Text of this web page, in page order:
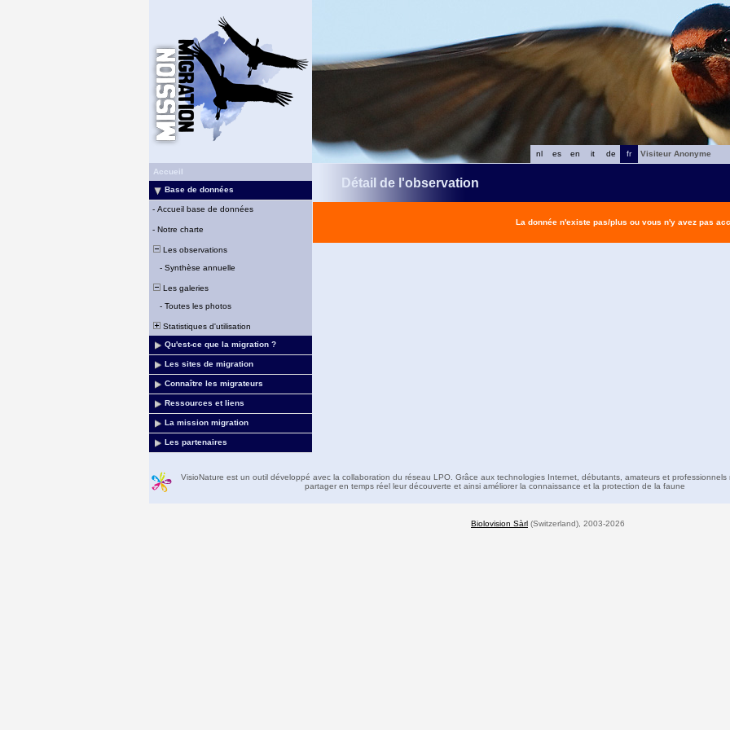
fr
de
it
en
es
nl
Visiteur Anonyme
Accueil
Base de données
- Accueil base de données
- Notre charte
Les observations
- Synthèse annuelle
Les galeries
- Toutes les photos
Statistiques d'utilisation
Qu'est-ce que la migration ?
Les sites de migration
Connaître les migrateurs
Ressources et liens
La mission migration
Les partenaires
Détail de l'observation
La donnée n'existe pas/plus ou vous n'y avez pas
VisioNature est un outil développé avec la collaboration du réseau LPO. Grâce aux technologies Internet, débutants, amateurs et professionnels
partager en temps réel leur découverte et ainsi améliorer la connaissance et la protection de la faune
Biolovision Sàrl (Switzerland), 2003-2026